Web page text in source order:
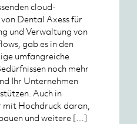
cloud-
Dental Axess für
und Verwaltung von
gab es in den
umfangreiche
noch mehr
Ihr Unternehmen
Auch in
Hochdruck daran,
und weitere […]